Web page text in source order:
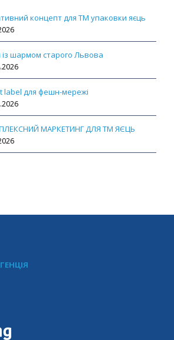
концепт для ТМ упаковки яєць
шармом старого Львова
label для фешн-мережі
МАРКЕТИНГ ДЛЯ ТМ ЯЄЦЬ